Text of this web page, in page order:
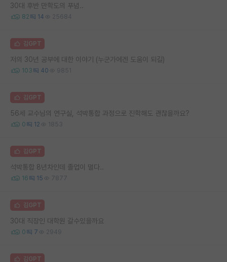
30대 후반 만학도의 푸념..
82 14 25684
김GPT
저의 30년 공부에 대한 이야기 (누군가에겐 도움이 되길)
103 40 9851
김GPT
56세 교수님의 연구실, 석박통합 과정으로 진학해도 괜찮을까요?
0 12 1853
김GPT
석박통합 8년차인데 졸업이 멀다..
16 15 7877
김GPT
30대 직장인 대학원 갈수있을까요
0 7 2949
김GPT